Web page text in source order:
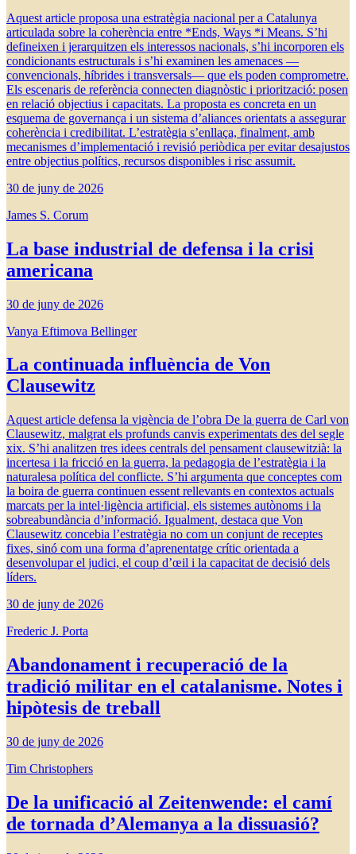
Aquest article proposa una estratègia nacional per a Catalunya
articulada sobre la coherència entre *Ends, Ways *i Means. S’hi
defineixen i jerarquitzen els interessos nacionals, s’hi incorporen els
condicionants estructurals i s’hi examinen les amenaces —
convencionals, híbrides i transversals— que els poden comprometre.
Els escenaris de referència connecten diagnòstic i priorització: posen
en relació objectius i capacitats. La proposta es concreta en un
esquema de governança i un sistema d’aliances orientats a assegurar
coherència i credibilitat. L’estratègia s’enllaça, finalment, amb
mecanismes d’implementació i revisió periòdica per evitar desajustos
entre objectius polítics, recursos disponibles i risc assumit.
30 de juny de 2026
James S. Corum
La base industrial de defensa i la crisi
americana
30 de juny de 2026
Vanya Eftimova Bellinger
La continuada influència de Von
Clausewitz
Aquest article defensa la vigència de l’obra De la guerra de Carl von
Clausewitz, malgrat els profunds canvis experimentats des del segle
xix. S’hi analitzen tres idees centrals del pensament clausewitzià: la
incertesa i la fricció en la guerra, la pedagogia de l’estratègia i la
naturalesa política del conflicte. S’hi argumenta que conceptes com
la boira de guerra continuen essent rellevants en contextos actuals
marcats per la intel·ligència artificial, els sistemes autònoms i la
sobreabundància d’informació. Igualment, destaca que Von
Clausewitz concebia l’estratègia no com un conjunt de receptes
fixes, sinó com una forma d’aprenentatge crític orientada a
desenvolupar el judici, el coup d’œil i la capacitat de decisió dels
líders.
30 de juny de 2026
Frederic J. Porta
Abandonament i recuperació de la
tradició militar en el catalanisme. Notes i
hipòtesis de treball
30 de juny de 2026
Tim Christophers
De la unificació al Zeitenwende: el camí
de tornada d’Alemanya a la dissuasió?